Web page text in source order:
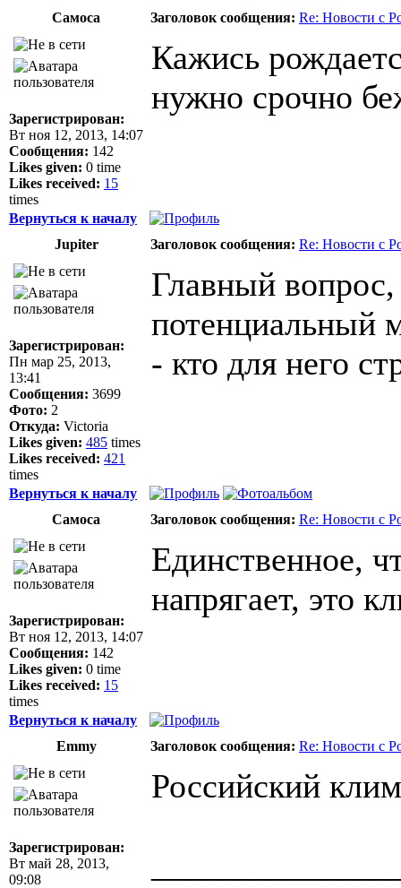
Самоса
Заголовок сообщения: Re: Новости с
Зарегистрирован:
Вт ноя 12, 2013, 14:07
Сообщения: 142
Likes given: 0 time
Likes received: 15
times
Кажись
нужно срочно
Вернуться к началу
Jupiter
Заголовок сообщения: Re: Новости с
Зарегистрирован:
Пн мар 25, 2013,
13:41
Сообщения: 3699
Фото: 2
Откуда: Victoria
Likes given: 485 times
Likes received: 421
times
Главный
потенциальный
- кто для него
Вернуться к началу
Самоса
Заголовок сообщения: Re: Новости с
Зарегистрирован:
Вт ноя 12, 2013, 14:07
Сообщения: 142
Likes given: 0 time
Likes received: 15
times
Единственное,
напрягает, это
Вернуться к началу
Emmy
Заголовок сообщения: Re: Новости с
Зарегистрирован:
Вт май 28, 2013,
09:08
Российский